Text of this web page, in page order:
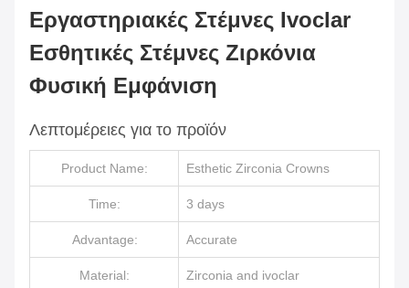
Εργαστηριακές Στέμνες Ivoclar
Εσθητικές Στέμνες Ζιρκόνια
Φυσική Εμφάνιση
Λεπτομέρειες για το προϊόν
Product Name: Esthetic Zirconia Crowns
Time: 3 days
Advantage: Accurate
Material: Zirconia and ivoclar